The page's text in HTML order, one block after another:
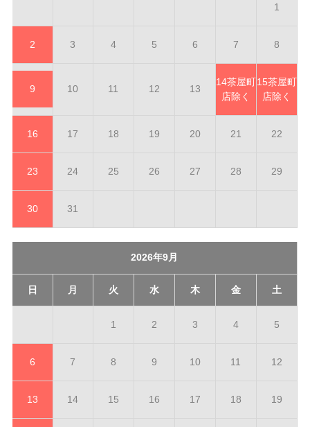
1
2 3 4 5 6 7 8
9 10 11 12 13
14茶屋町
店除く
15茶屋町
店除く
16 17 18 19 20 21 22
23 24 25 26 27 28 29
30 31
2026年9月
日 月 火 水 木 金 土
1 2 3 4 5
6 7 8 9 10 11 12
13 14 15 16 17 18 19